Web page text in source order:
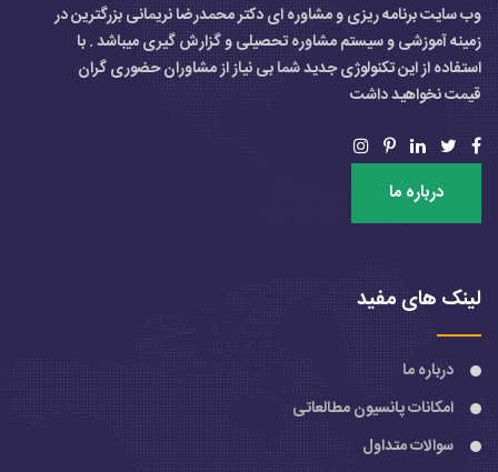
وب سایت برنامه ریزی و مشاوره ای دکتر محمدرضا نریمانی بزرگترین در
زمینه آموزشی و سیستم مشاوره تحصیلی و گزارش گیری میباشد . با
استفاده از این تکنولوژی جدید شما بی نیاز از مشاوران حضوری گران
قیمت نخواهید داشت
درباره ما
لینک های مفید
درباره ما
امکانات پانسیون مطالعاتی
سوالات متداول